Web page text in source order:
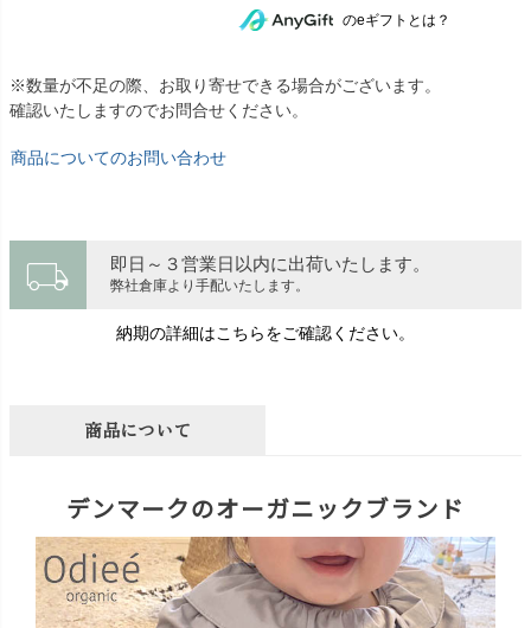
のeギフトとは？
※数量が不足の際、お取り寄せできる場合がございます。
確認いたしますのでお問合せください。
商品についてのお問い合わせ
local_shipping 即日～３営業日以内に出荷いたします。
弊社倉庫より手配いたします。
納期の詳細はこちらをご確認ください。
商品について
デンマークのオーガニックブランド